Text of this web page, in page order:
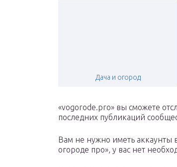
Дача и огород
«vogorode.pro» вы сможете
последних публикаций
Вам не нужно иметь аккаунты
огороде про», у вас нет